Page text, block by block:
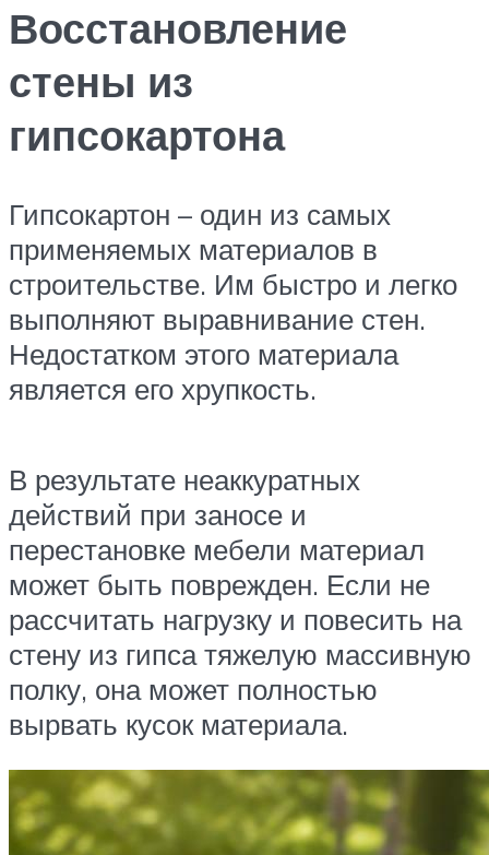
Восстановление
стены из
гипсокартона
Гипсокартон – один из самых
применяемых материалов в
строительстве. Им быстро и легко
выполняют выравнивание стен.
Недостатком этого материала
является его хрупкость.
В результате неаккуратных
действий при заносе и
перестановке мебели материал
может быть поврежден. Если не
рассчитать нагрузку и повесить на
стену из гипса тяжелую массивную
полку, она может полностью
вырвать кусок материала.